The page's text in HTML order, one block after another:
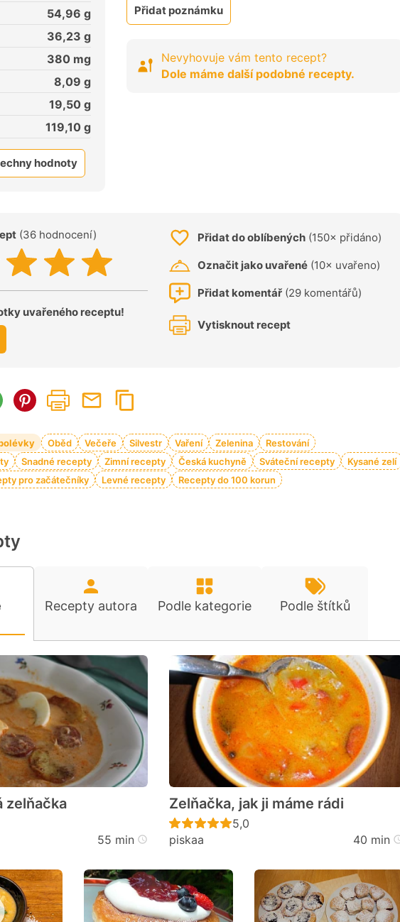
54,96 g
36,23 g
380 mg
8,09 g
19,50 g
119,10 g
hodnoty
Přidat poznámku
Nevyhovuje vám tento recept?
Dole máme další podobné recepty.
(36 hodnocení)
uvařeného receptu!
Přidat do oblíbených (150× přidáno)
Označit jako uvařené (10× uvařeno)
Přidat komentář (29 komentářů)
Vytisknout recept
Oběd Večeře Silvestr Vaření Zelenina
Restování
Snadné recepty Zimní recepty Česká kuchyně Sváteční recepty
Kysané zelí
pro začátečníky Levné recepty Recepty do 100 korun
Recepty autora Podle kategorie Podle štítků
zelňačka
ještě nebyl hodnocen
55 min
Zelňačka, jak ji máme rádi
Recept ještě nebyl hodnocen
5,0
piskaa
40 min